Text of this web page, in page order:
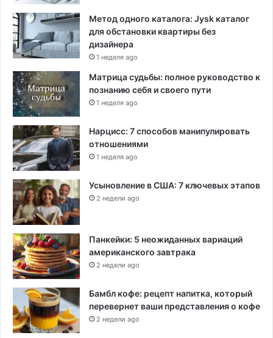
Метод одного каталога: Jysk каталог
для обстановки квартиры без
дизайнера
1 неделя ago
Матрица судьбы: полное руководство к
познанию себя и своего пути
1 неделя ago
Нарцисс: 7 способов манипулировать
отношениями
1 неделя ago
Усыновление в США: 7 ключевых этапов
2 недели ago
Панкейки: 5 неожиданных вариаций
американского завтрака
2 недели ago
Бамбл кофе: рецепт напитка, который
перевернет ваши представления о кофе
2 недели ago